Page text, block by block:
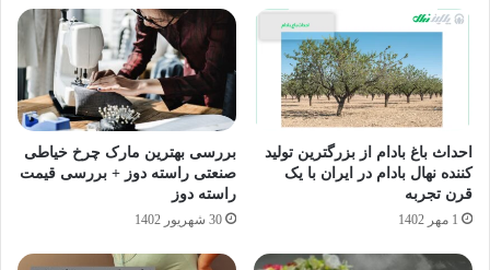
احداث باغ بادام از بزرگترین تولید
کننده نهال بادام در ایران با یک
قرن تجربه
1 مهر 1402
بررسی بهترین مارک چرخ خیاطی
صنعتی راسته دوز + بررسی قیمت
راسته دوز
30 شهریور 1402